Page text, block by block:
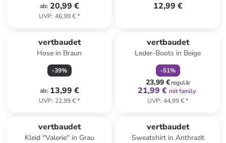
ab: 20,99 €
UVP: 46,99 €*
12,99 €
vertbaudet
Hose in Braun
-39%
ab: 13,99 €
UVP: 22,99 €*
vertbaudet
Leder-Boots in Beige
-51%
23,99 €regulär
21,99 € mit family
UVP: 44,99 €*
vertbaudet
Kleid ''Valerie'' in Grau
vertbaudet
Sweatshirt in Anthrazit